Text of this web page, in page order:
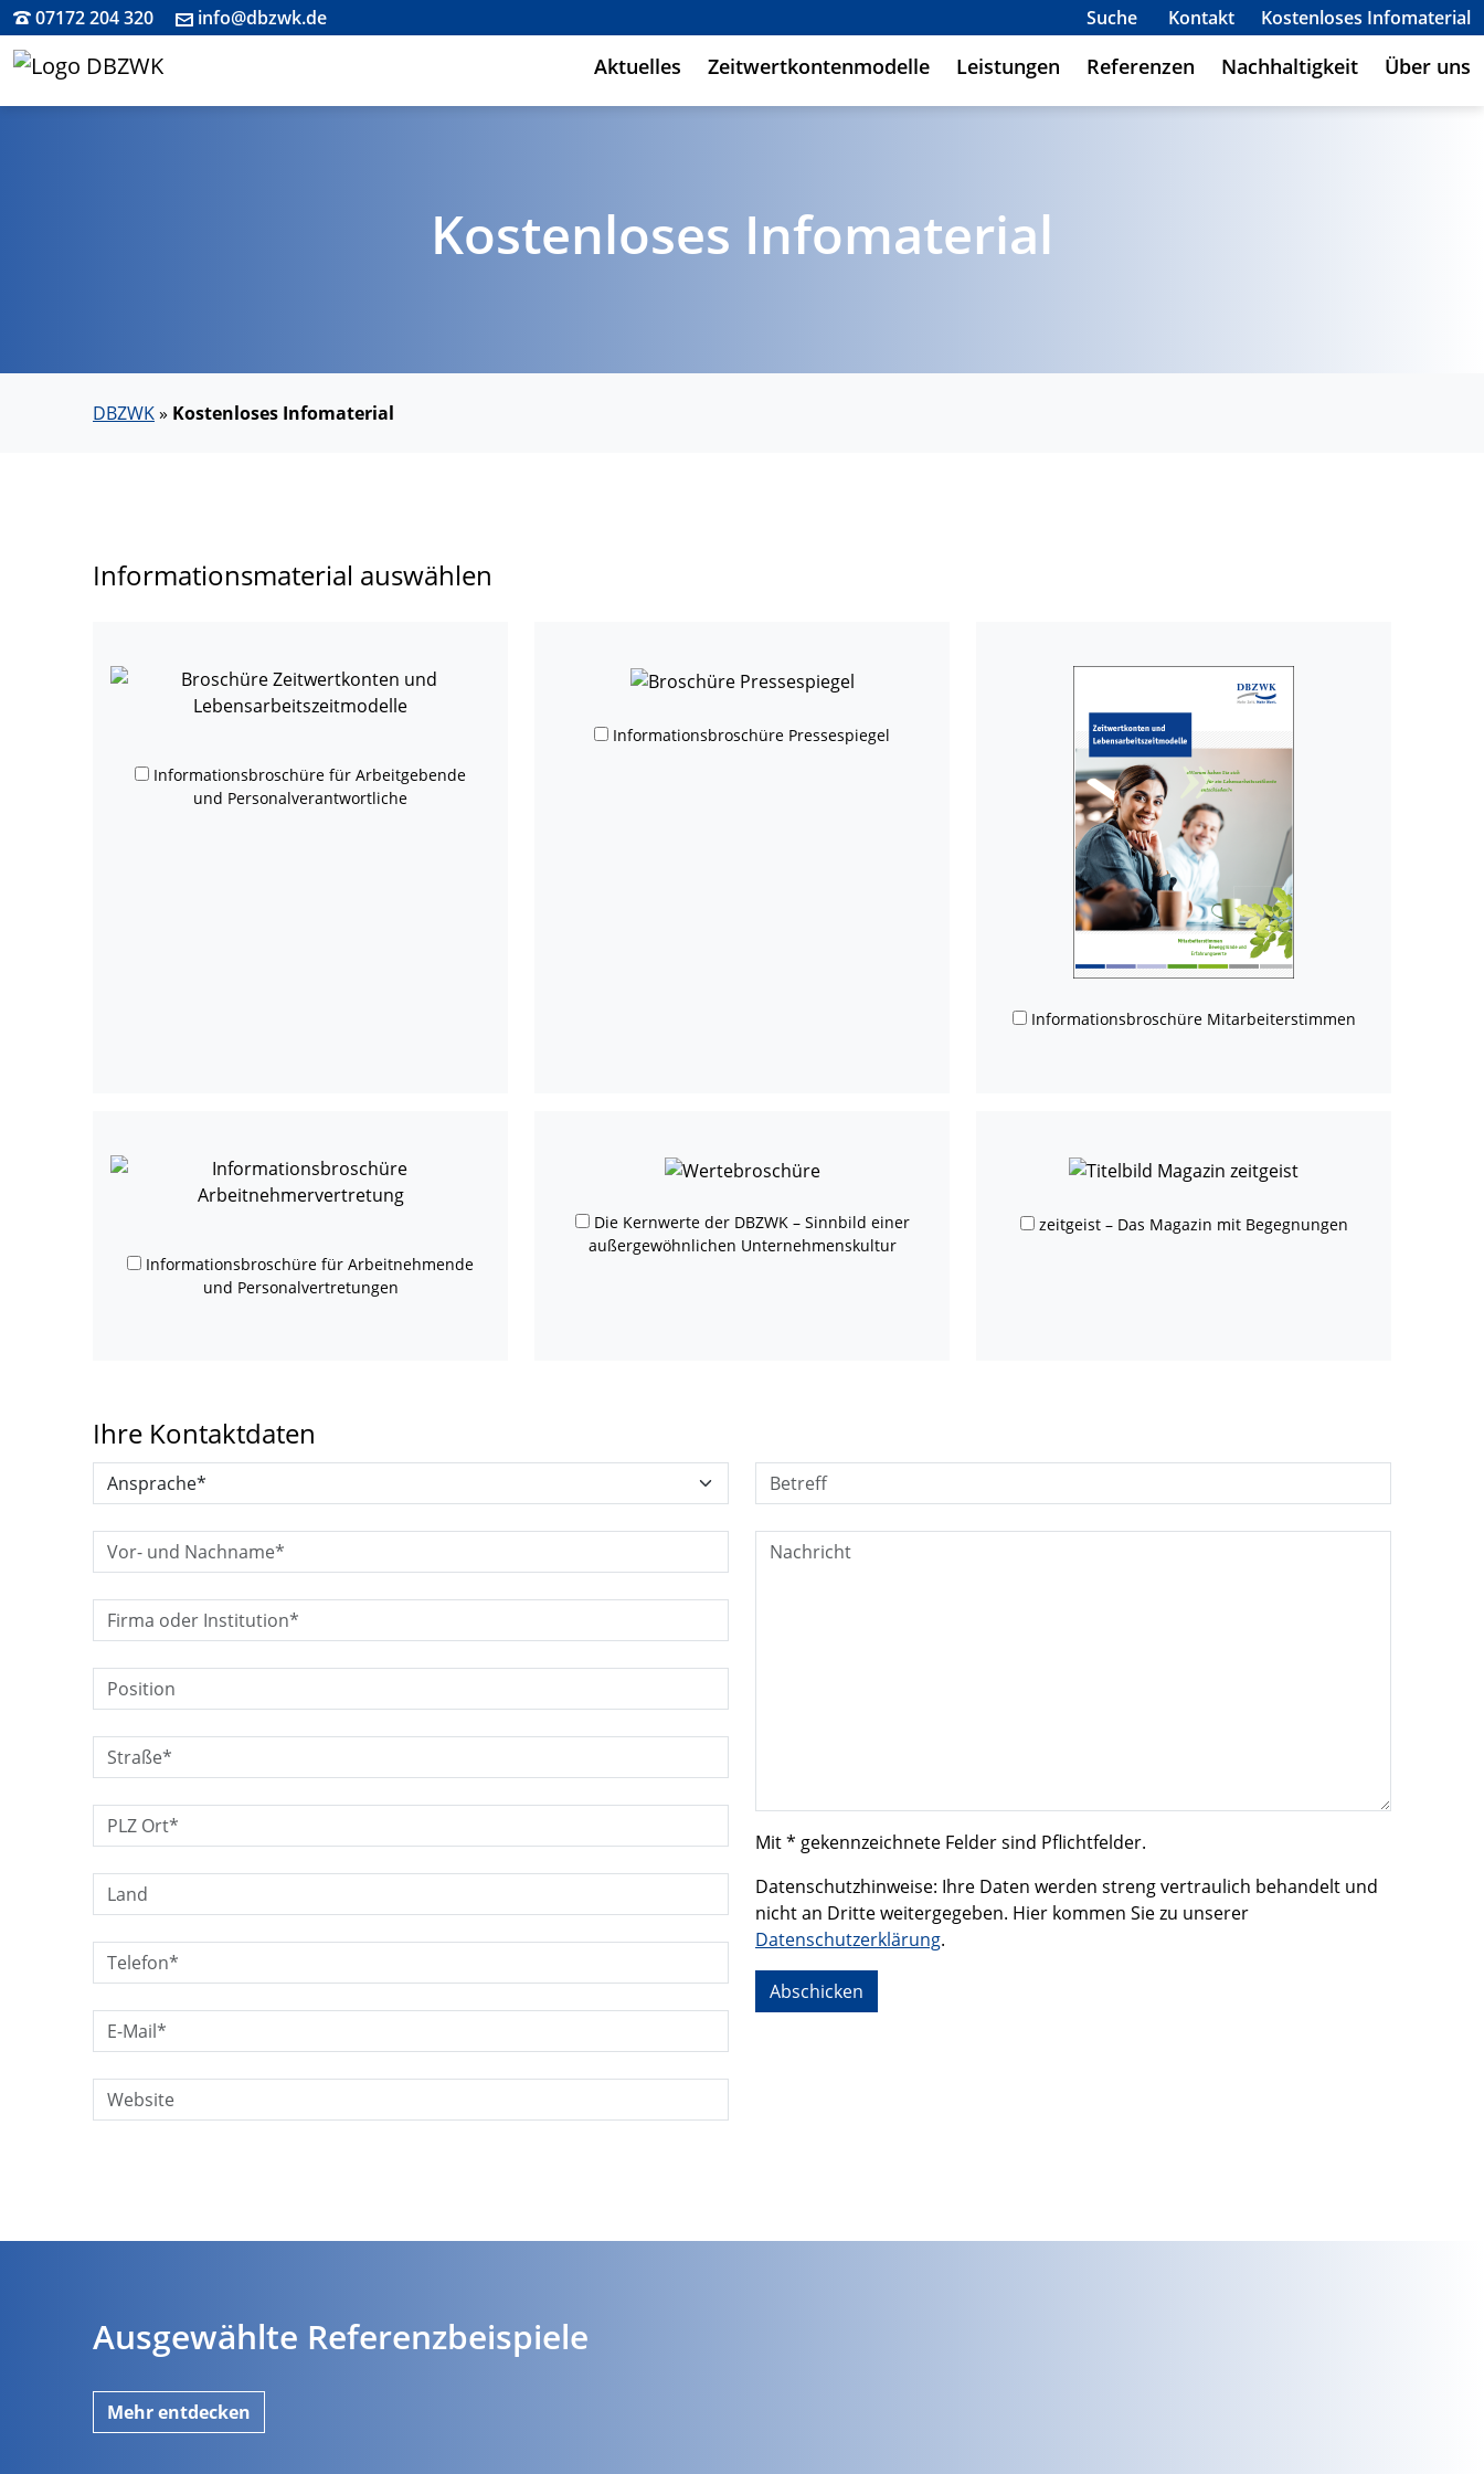
07172 204 320 info@dbzwk.de Suche Kontakt Kostenloses Infomaterial
Aktuelles Zeitwertkontenmodelle Leistungen Referenzen Nachhaltigkeit Über uns
Kostenloses Infomaterial
DBZWK» Kostenloses Infomaterial
Informationsmaterial auswählen
Informationsbroschüre für Arbeitgebende
und Personalverantwortliche
Informationsbroschüre Pressespiegel
Informationsbroschüre Mitarbeiterstimmen
Informationsbroschüre für Arbeitnehmende
und Personalvertretungen
Die Kernwerte der DBZWK – Sinnbild einer
außergewöhnlichen Unternehmenskultur
zeitgeist – Das Magazin mit Begegnungen
Ihre Kontaktdaten
Ansprache*:
Vor- und Nachname*:
Firma/Institution*:
Position:
Straße*:
PLZ Ort*:
Land:
Telefon*:
E-Mail*:
Website:
Betreff:
Nachricht:
Mit * gekennzeichnete Felder sind Pflichtfelder.
Datenschutzhinweise: Ihre Daten werden streng vertraulich behandelt und
nicht an Dritte weitergegeben. Hier kommen Sie zu unserer
Datenschutzerklärung.
Ausgewählte Referenzbeispiele
Mehr entdecken